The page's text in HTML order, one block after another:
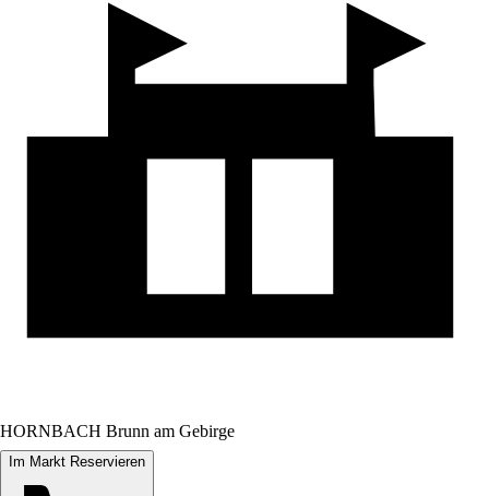
HORNBACH Brunn am Gebirge
Im Markt Reservieren